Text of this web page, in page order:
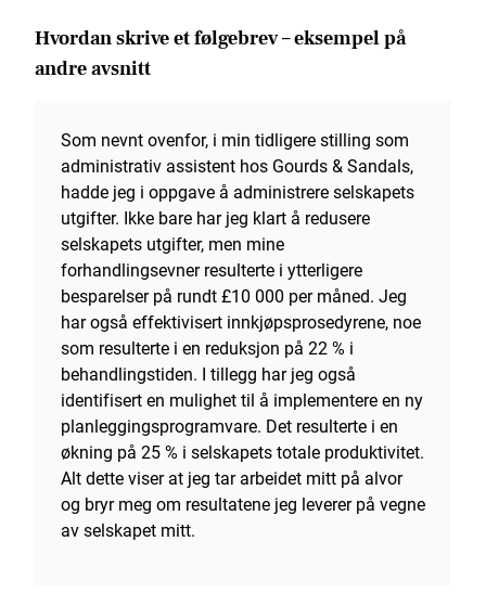
Hvordan skrive et følgebrev – eksempel på
andre avsnitt
Som nevnt ovenfor, i min tidligere stilling som
administrativ assistent hos Gourds & Sandals,
hadde jeg i oppgave å administrere selskapets
utgifter. Ikke bare har jeg klart å redusere
selskapets utgifter, men mine
forhandlingsevner resulterte i ytterligere
besparelser på rundt £10 000 per måned. Jeg
har også effektivisert innkjøpsprosedyrene, noe
som resulterte i en reduksjon på 22 % i
behandlingstiden. I tillegg har jeg også
identifisert en mulighet til å implementere en ny
planleggingsprogramvare. Det resulterte i en
økning på 25 % i selskapets totale produktivitet.
Alt dette viser at jeg tar arbeidet mitt på alvor
og bryr meg om resultatene jeg leverer på vegne
av selskapet mitt.